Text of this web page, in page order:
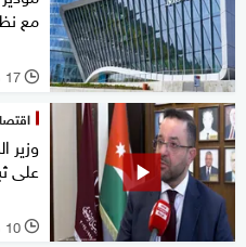
مع
l 17 مايو 2024
وزير
على
l 10 مايو 2024